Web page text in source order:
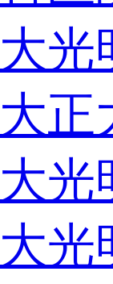
光
正
光
光